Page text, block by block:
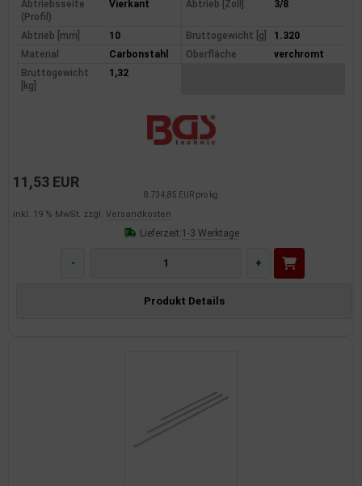
Abtriebsseite
(Profil)
Vierkant Abtrieb [Zoll] 3/8
Abtrieb [mm] 10 Bruttogewicht [g]
1.320
Material
Carbonstahl Oberfläche
verchromt
Bruttogewicht
[kg]
1,32
11,53 EUR
8.734,85 EUR pro kg
inkl. 19 % MwSt. zzgl. Versandkosten
Lieferzeit:1-3 Werktage
- +
Produkt Details